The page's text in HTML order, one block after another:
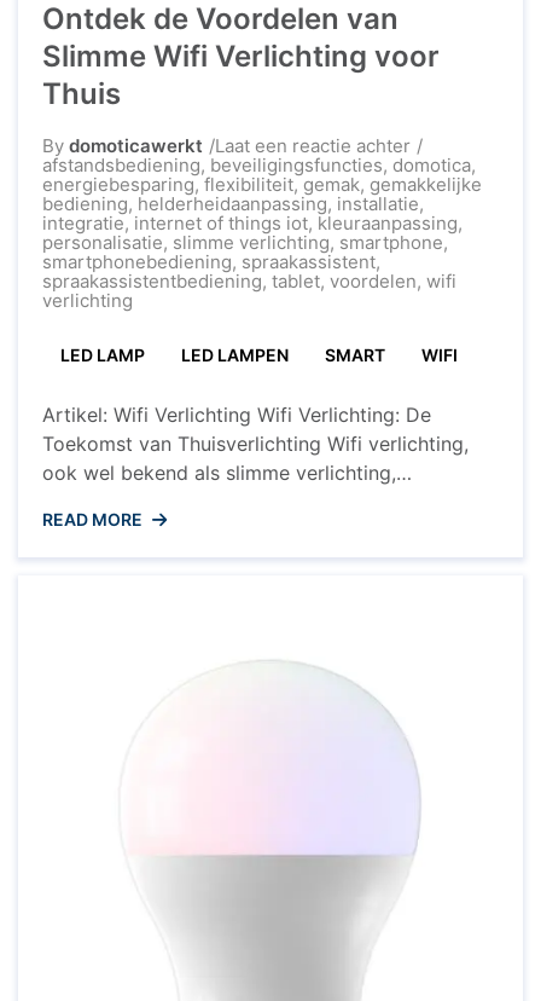
Ontdek de Voordelen van
Slimme Wifi Verlichting voor
Thuis
By domoticawerkt Laat een reactie achterop
Ontdek
de
Voordelen
van
Slimme
Verlichting
afstandsbediening, beveiligingsfuncties, domotica,
energiebesparing, flexibiliteit, gemak, gemakkelijke
bediening, helderheidaanpassing, installatie,
integratie, internet of things iot, kleuraanpassing,
personalisatie, slimme verlichting, smartphone,
smartphonebediening, spraakassistent,
spraakassistentbediening, tablet, voordelen, wifi
verlichting
LED LAMP LED LAMPEN SMART WIFI
Artikel: Wifi Verlichting Wifi Verlichting: De
Toekomst van Thuisverlichting Wifi verlichting,
ook wel bekend als slimme verlichting,
verlichten. Met de opkomst van slimme
technologieën is het nu mogelijk om uw
READ MORE